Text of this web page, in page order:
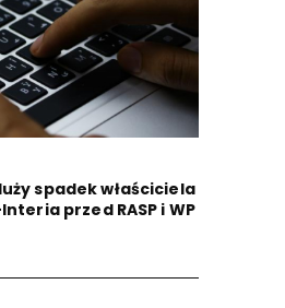
spadek właściciela
przed RASP i WP